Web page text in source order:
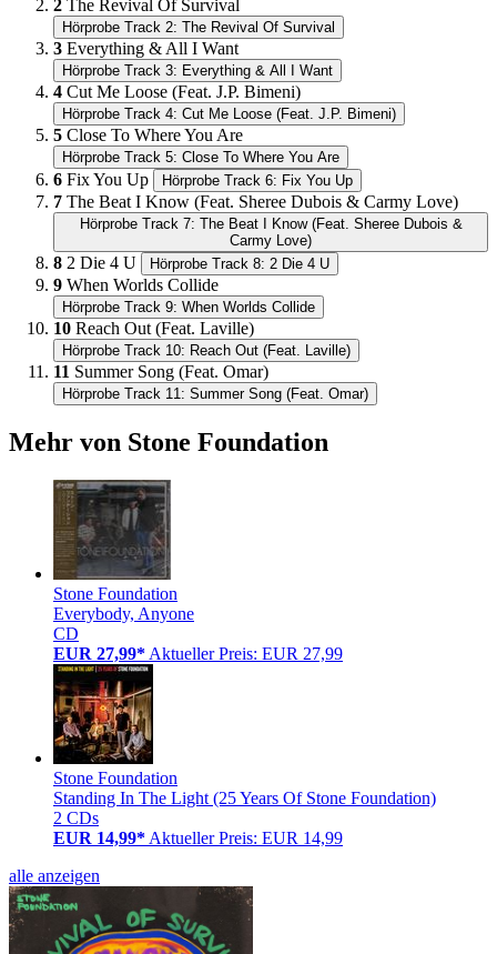
2 The Revival Of Survival
Hörprobe Track 2: The Revival Of Survival
3 Everything & All I Want
Hörprobe Track 3: Everything & All I Want
4 Cut Me Loose (Feat. J.P. Bimeni)
Hörprobe Track 4: Cut Me Loose (Feat. J.P. Bimeni)
5 Close To Where You Are
Hörprobe Track 5: Close To Where You Are
6 Fix You Up Hörprobe Track 6: Fix You Up
7 The Beat I Know (Feat. Sheree Dubois & Carmy Love)
Hörprobe Track 7: The Beat I Know (Feat. Sheree Dubois &
Carmy Love)
8 2 Die 4 U Hörprobe Track 8: 2 Die 4 U
9 When Worlds Collide
Hörprobe Track 9: When Worlds Collide
10 Reach Out (Feat. Laville)
Hörprobe Track 10: Reach Out (Feat. Laville)
11 Summer Song (Feat. Omar)
Hörprobe Track 11: Summer Song (Feat. Omar)
Mehr von Stone Foundation
Stone Foundation
Everybody, Anyone
CD
EUR 27,99* Aktueller Preis: EUR 27,99
Stone Foundation
Standing In The Light (25 Years Of Stone Foundation)
2 CDs
EUR 14,99* Aktueller Preis: EUR 14,99
alle anzeigen